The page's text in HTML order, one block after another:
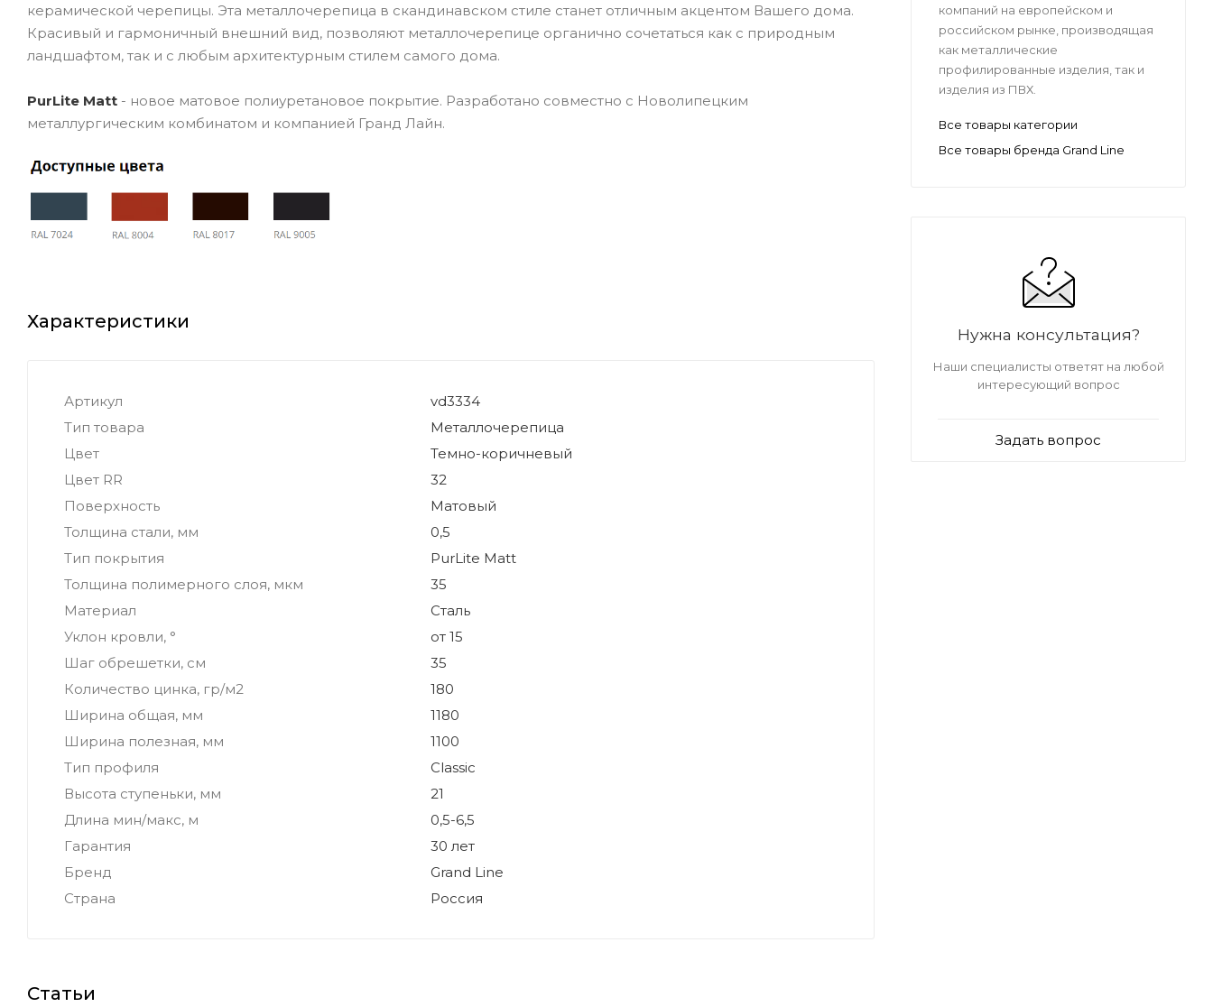
керамической черепицы. Эта металлочерепица в скандинавском стиле станет отличным акцентом Вашего дома.
Красивый и гармоничный внешний вид, позволяют металлочерепице органично сочетаться как с природным
ландшафтом, так и с любым архитектурным стилем самого дома.
PurLite Matt - новое матовое полиуретановое покрытие. Разработано совместно с Новолипецким
металлургическим комбинатом и компанией Гранд Лайн.
Характеристики
Артикул
vd3334
Тип товара
Металлочерепица
Цвет
Темно-коричневый
Цвет RR
32
Поверхность
Матовый
Толщина стали, мм
0,5
Тип покрытия
PurLite Matt
Толщина полимерного слоя, мкм
35
Материал
Сталь
Уклон кровли, °
от 15
Шаг обрешетки, см
35
Количество цинка, гр/м2
180
Ширина общая, мм
1180
Ширина полезная, мм
1100
Тип профиля
Classic
Высота ступеньки, мм
21
Длина мин/макс, м
0,5-6,5
Гарантия
30 лет
Бренд
Grand Line
Страна
Россия
Статьи
компаний на европейском и
российском рынке, производящая
как металлические
профилированные изделия, так и
изделия из ПВХ.
Все товары категории
Все товары бренда Grand Line
Нужна консультация?
Наши специалисты ответят на любой
интересующий вопрос
Задать вопрос